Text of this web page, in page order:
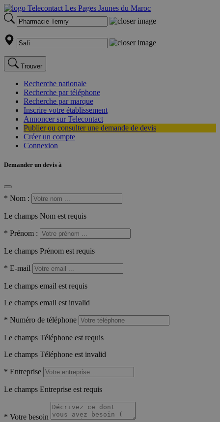
Trouver
Recherche nationale
Recherche par téléphone
Recherche par marque
Inscrire votre établissement
Annoncer sur Telecontact
Publier ou consulter une demande de devis
Créer un compte
Connexion
Demander un devis à
* Nom :
Le champs Nom est requis
* Prénom :
Le champs Prénom est requis
* E-mail
Le champs email est requis
Le champs email est invalid
* Numéro de téléphone
Le champs Téléphone est requis
Le champs Téléphone est invalid
* Entreprise
Le champs Entreprise est requis
* Votre besoin